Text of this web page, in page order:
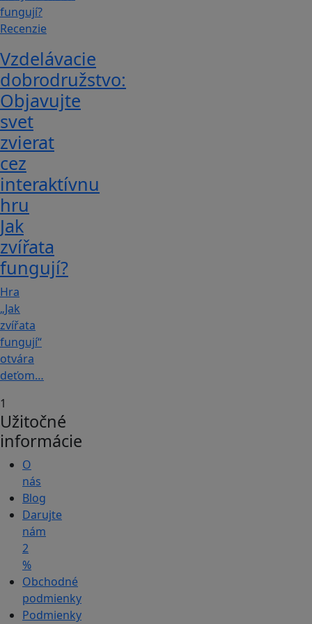
Recenzie
Vzdelávacie
dobrodružstvo:
Objavujte
svet
zvierat
cez
interaktívnu
hru
Jak
zvířata
fungují?
Hra
„Jak
zvířata
fungují“
otvára
deťom…
1
Užitočné
informácie
O
nás
Blog
Darujte
nám
2
%
Obchodné
podmienky
Podmienky